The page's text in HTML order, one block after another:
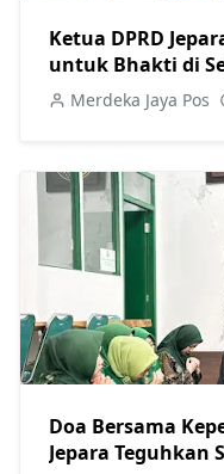
Ketua DPRD
untuk Bhakti di
Merdeka Jaya Pos
Doa Bersama
Jepara Teguhkan